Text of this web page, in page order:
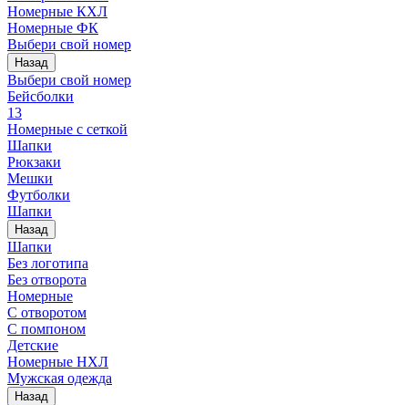
Номерные КХЛ
Номерные ФК
Выбери свой номер
Назад
Выбери свой номер
Бейсболки
13
Номерные с сеткой
Шапки
Рюкзаки
Мешки
Футболки
Шапки
Назад
Шапки
Без логотипа
Без отворота
Номерные
С отворотом
С помпоном
Детские
Номерные НХЛ
Мужская одежда
Назад